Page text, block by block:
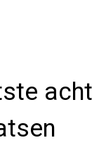
acht